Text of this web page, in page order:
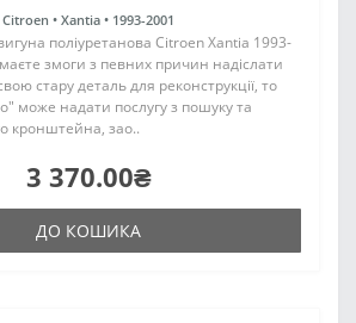
Citroen • Xantia • 1993-2001
поліуретанова Citroen Xantia 1993-
змоги з певних причин надіслати
стару деталь для реконструкції, то
може надати послугу з пошуку та
кронштейна, зао..
3 370.00₴
ДО КОШИКА